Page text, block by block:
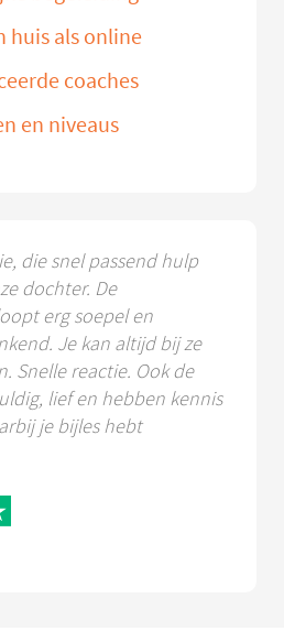
huis als online
coaches
en niveaus
die snel passend hulp
dochter. De
erg soepel en
Je kan altijd bij ze
Snelle reactie. Ook de
lief en hebben kennis
je bijles hebt